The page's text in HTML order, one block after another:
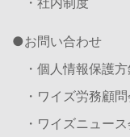
お問い合わせ
・個人情報保護
・ワイズ労務顧
・ワイズニュー